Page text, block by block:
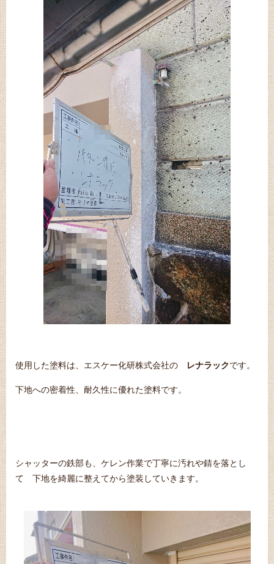
使用した塗料は、エスケー化研株式会社の レナラックです。
下地への密着性、耐久性に優れた塗料です。
シャッターの鉄部も、ケレン作業で丁寧に汚れや錆を落とし
て 下地を綺麗に整えてから塗装していきます。